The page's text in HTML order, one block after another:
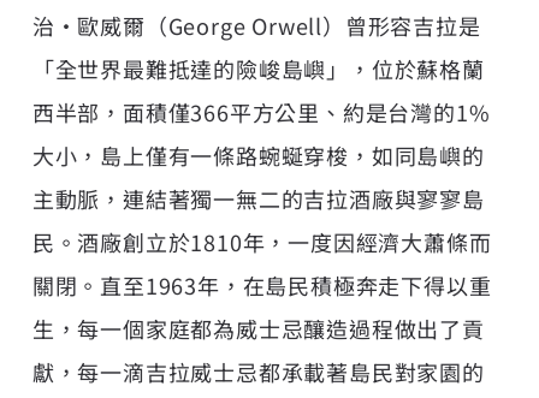
治・歐威爾（George Orwell）曾形容吉拉是
「全世界最難抵達的險峻島嶼」，位於蘇格蘭
西半部，面積僅366平方公里、約是台灣的1%
大小，島上僅有一條路蜿蜒穿梭，如同島嶼的
主動脈，連結著獨一無二的吉拉酒廠與寥寥島
民。酒廠創立於1810年，一度因經濟大蕭條而
關閉。直至1963年，在島民積極奔走下得以重
生，每一個家庭都為威士忌釀造過程做出了貢
獻，每一滴吉拉威士忌都承載著島民對家園的